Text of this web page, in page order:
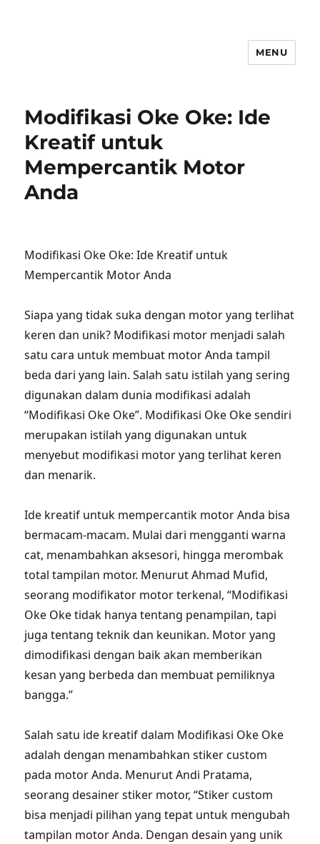
MENU
Modifikasi Oke Oke: Ide
Kreatif untuk
Mempercantik Motor
Anda
Modifikasi Oke Oke: Ide Kreatif untuk
Mempercantik Motor Anda
Siapa yang tidak suka dengan motor yang terlihat
keren dan unik? Modifikasi motor menjadi salah
satu cara untuk membuat motor Anda tampil
beda dari yang lain. Salah satu istilah yang sering
digunakan dalam dunia modifikasi adalah
“Modifikasi Oke Oke”. Modifikasi Oke Oke sendiri
merupakan istilah yang digunakan untuk
menyebut modifikasi motor yang terlihat keren
dan menarik.
Ide kreatif untuk mempercantik motor Anda bisa
bermacam-macam. Mulai dari mengganti warna
cat, menambahkan aksesori, hingga merombak
total tampilan motor. Menurut Ahmad Mufid,
seorang modifikator motor terkenal, “Modifikasi
Oke Oke tidak hanya tentang penampilan, tapi
juga tentang teknik dan keunikan. Motor yang
dimodifikasi dengan baik akan memberikan
kesan yang berbeda dan membuat pemiliknya
bangga.”
Salah satu ide kreatif dalam Modifikasi Oke Oke
adalah dengan menambahkan stiker custom
pada motor Anda. Menurut Andi Pratama,
seorang desainer stiker motor, “Stiker custom
bisa menjadi pilihan yang tepat untuk mengubah
tampilan motor Anda. Dengan desain yang unik